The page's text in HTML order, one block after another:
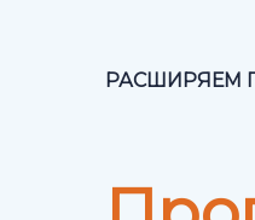
РАСШИРЯЕМ